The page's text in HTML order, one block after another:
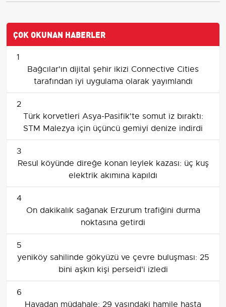
ÇOK OKUNAN HABERLER
1
Bağcılar'ın dijital şehir ikizi Connective Cities
tarafından iyi uygulama olarak yayımlandı
2
Türk korvetleri Asya-Pasifik'te somut iz bıraktı:
STM Malezya için üçüncü gemiyi denize indirdi
3
Resul köyünde direğe konan leylek kazası: üç kuş
elektrik akımına kapıldı
4
On dakikalık sağanak Erzurum trafiğini durma
noktasına getirdi
5
yeniköy sahilinde gökyüzü ve çevre buluşması: 25
bini aşkın kişi perseid'i izledi
6
Havadan müdahale: 29 yaşındaki hamile hasta